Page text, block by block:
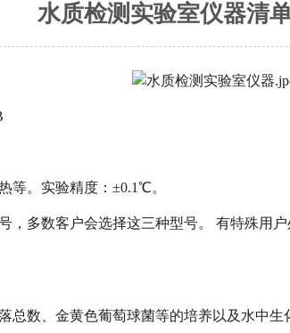
水质检测实验室仪器清
等。实验精度：±0.1℃。
，多数客户会选择这三种型号。 有特殊用
总数、金黄色葡萄球菌等的培养以及水中生